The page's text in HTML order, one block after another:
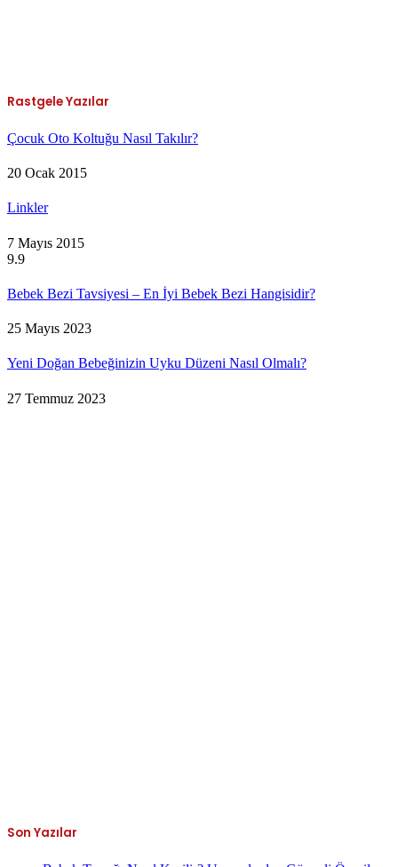
Rastgele Yazılar
Çocuk Oto Koltuğu Nasıl Takılır?
20 Ocak 2015
Linkler
7 Mayıs 2015
9.9
Bebek Bezi Tavsiyesi – En İyi Bebek Bezi Hangisidir?
25 Mayıs 2023
Yeni Doğan Bebeğinizin Uyku Düzeni Nasıl Olmalı?
27 Temmuz 2023
Son Yazılar